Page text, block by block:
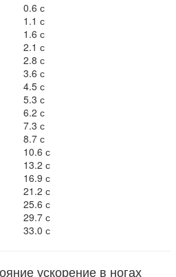
0.6 с
1.1 с
1.6 с
2.1 с
2.8 с
3.6 с
4.5 с
5.3 с
6.2 с
7.3 с
8.7 с
10.6 с
13.2 с
16.9 с
21.2 с
25.6 с
29.7 с
33.0 с
ускорение в ногах